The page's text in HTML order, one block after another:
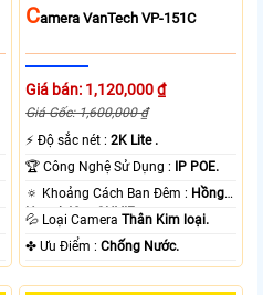
CAmera VanTech VP-151C
Giá bán: 1,120,000 ₫
Giá Gốc: 1,600,000 ₫
️⚡ Độ sắc nét :2K Lite .
🏆 Công Nghệ Sử Dụng : IP POE.
🔅 Khoảng Cách Ban Đêm : Hồng
Ngoại 40m ONVIF.
💦 Loại CameraThân Kim loại.
️✤ Ưu Điểm :Chống Nước.